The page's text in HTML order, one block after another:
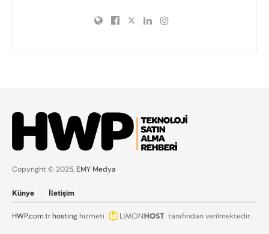
Copyright © 2025, EMY Medya
Künye İletişim
HWP.com.trhosting hizmeti tarafından verilmektedir.